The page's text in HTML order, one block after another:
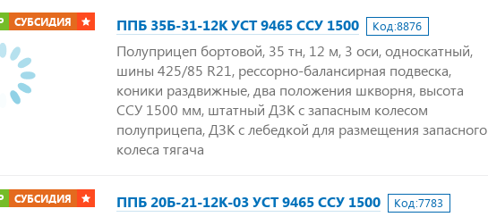
СУБСИДИЯ ППБ 35Б-31-12К УСТ 9465 ССУ 1500 Код:8876
Полуприцеп бортовой, 35 тн, 12 м, 3 оси, односкатный,
шины 425/85 R21, рессорно-балансирная подвеска,
коники раздвижные, два положения шкворня, высота
ССУ 1500 мм, штатный ДЗК с запасным колесом
полуприцепа, ДЗК с лебедкой для размещения запасного
колеса тягача
СУБСИДИЯ ППБ 20Б-21-12К-03 УСТ 9465 ССУ 1500 Код:7783